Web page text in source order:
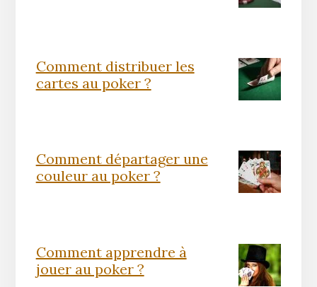
Comment distribuer les
cartes au poker ?
Comment départager une
couleur au poker ?
Comment apprendre à
jouer au poker ?